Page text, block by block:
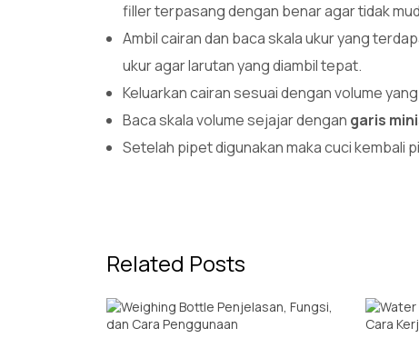
filler terpasang dengan benar agar tidak
Ambil cairan dan baca skala ukur yang
ukur agar larutan yang diambil tepat.
Keluarkan cairan sesuai dengan volume
Baca skala volume sejajar dengan garis
Setelah pipet digunakan maka cuci kembali
Related Posts